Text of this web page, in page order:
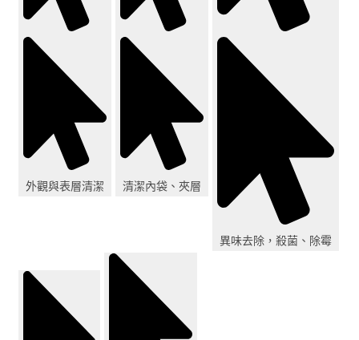
外觀與表層清潔 清潔內袋、夾層
異味去除，殺菌、除霉